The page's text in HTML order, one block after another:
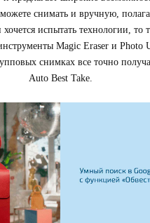
снимать и вручную,
хочется испытать технологии, то
Magic Eraser и Photo
снимках все точно
Auto Best Take.